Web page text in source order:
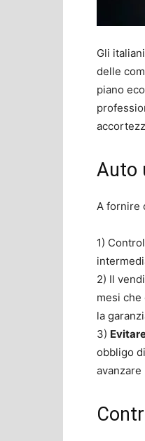
Gli
delle
piano
Auto
A fornire
1)
2) Il
mesi
la
3)
obbligo